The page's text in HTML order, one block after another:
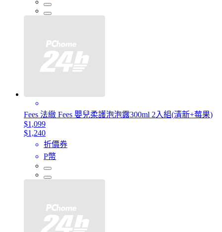
Fees 法緻 Fees 嬰兒柔護泡泡露300ml 2入組(清新+莓果)
$1,099
$1,240
折價券
P幣